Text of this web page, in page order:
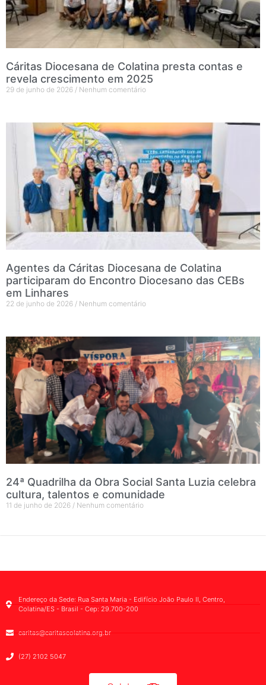
Cáritas Diocesana de Colatina presta contas e
revela crescimento em 2025
29 de junho de 2026 Nenhum comentário
Agentes da Cáritas Diocesana de Colatina
participaram do Encontro Diocesano das CEBs
em Linhares
22 de junho de 2026 Nenhum comentário
24ª Quadrilha da Obra Social Santa Luzia celebra
cultura, talentos e comunidade
11 de junho de 2026 Nenhum comentário
Endereço da Sede: Rua Santa Maria - Edifício João Paulo II, Centro,
Colatina/ES - Brasil - Cep: 29.700-200
caritas@caritascolatina.org.br
(27) 2102 5047